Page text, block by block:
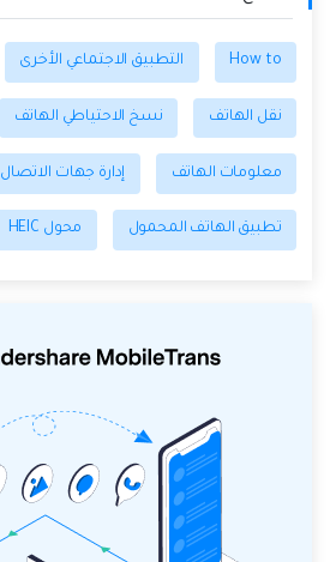
How to التطبيق الاجتماعي الأخرى
نقل الهاتف نسخ الاحتياطي الهاتف
معلومات الهاتف إدارة جهات الاتصال
تطبيق الهاتف المحمول محول HEIC